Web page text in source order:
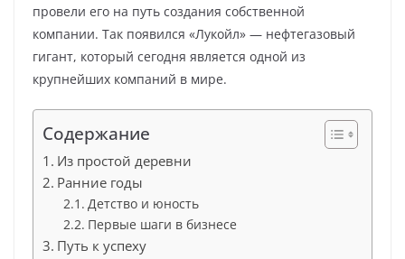
провели его на путь создания собственной
компании. Так появился «Лукойл» — нефтегазовый
гигант, который сегодня является одной из
крупнейших компаний в мире.
Содержание
Из простой деревни
Ранние годы
Детство и юность
Первые шаги в бизнесе
Путь к успеху